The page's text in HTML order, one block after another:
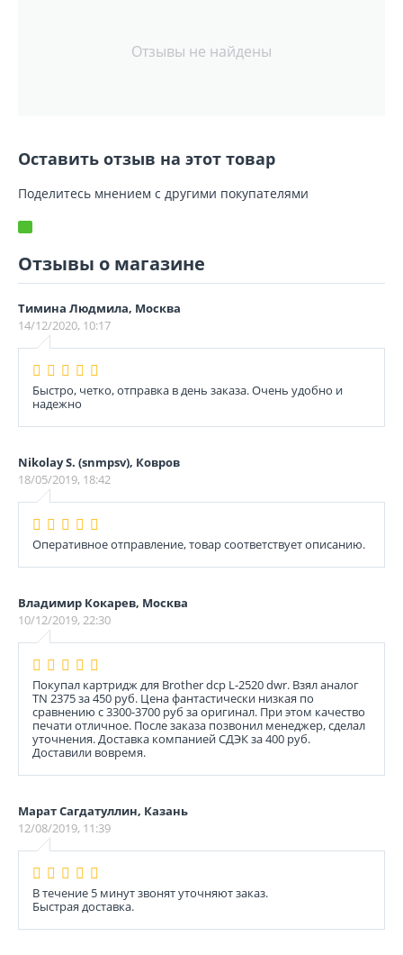
Отзывы не найдены
Оставить отзыв на этот товар
Поделитесь мнением с другими покупателями
Отзывы о магазине
Тимина Людмила, Москва
14/12/2020, 10:17
Быстро, четко, отправка в день заказа. Очень удобно и
надежно
Nikolay S. (snmpsv), Ковров
18/05/2019, 18:42
Оперативное отправление, товар соответствует описанию.
Владимир Кокарев, Москва
10/12/2019, 22:30
Покупал картридж для Brother dcp L-2520 dwr. Взял аналог
TN 2375 за 450 руб. Цена фантастически низкая по
сравнению с 3300-3700 руб за оригинал. При этом качество
печати отличное. После заказа позвонил менеджер, сделал
уточнения. Доставка компанией СДЭК за 400 руб.
Доставили вовремя.
Марат Сагдатуллин, Казань
12/08/2019, 11:39
В течение 5 минут звонят уточняют заказ.
Быстрая доставка.